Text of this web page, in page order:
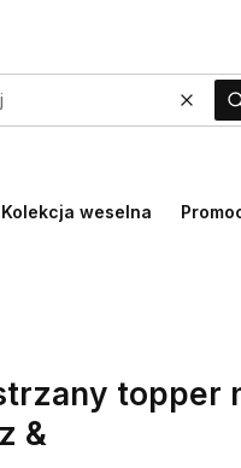
Kolekcja weselna
topper
&